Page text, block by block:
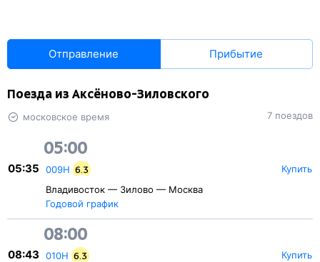
Отправление Прибытие
Поезда из Аксёново-Зиловского
московское время 7 поездов
05:00
05:35 009Н 6.3
Владивосток — Зилово — Москва
Годовой график
Купить
08:00
08:43 010Н 6.3 Купить